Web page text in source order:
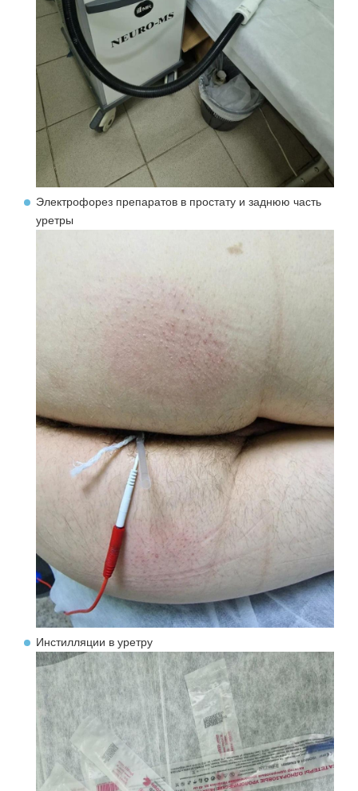
Электрофорез препаратов в простату и заднюю часть
уретры
Инстилляции в уретру